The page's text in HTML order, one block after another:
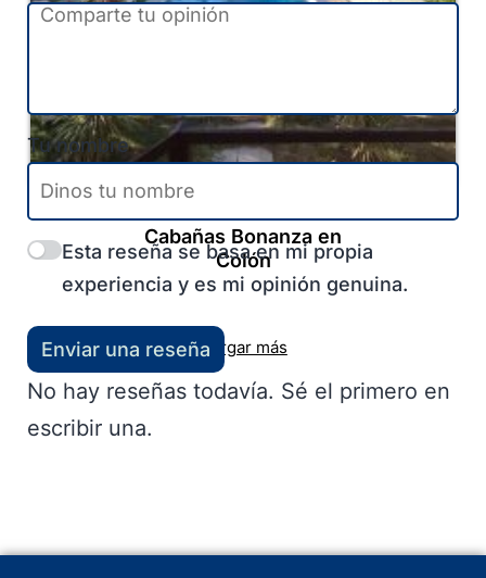
Cabañas Bonanza en
Colón
Cargar más
Tu nombre
Esta reseña se basa en mi propia
experiencia y es mi opinión genuina.
Enviar una reseña
No hay reseñas todavía. Sé el primero en
escribir una.